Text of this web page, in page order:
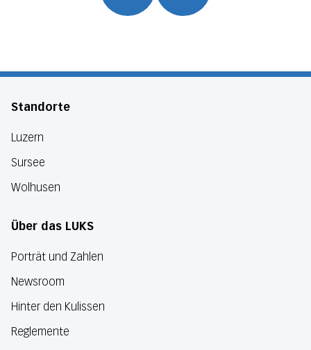
Standorte
Luzern
Sursee
Wolhusen
Über das LUKS
Porträt und Zahlen
Newsroom
Hinter den Kulissen
Reglemente